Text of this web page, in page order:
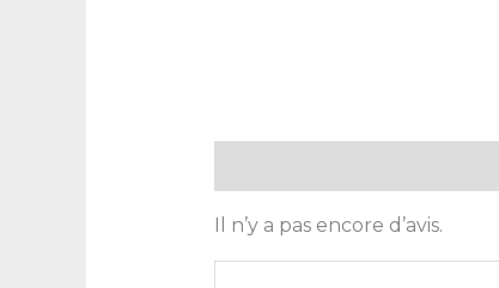
Il n’y a pas encore d’avis.